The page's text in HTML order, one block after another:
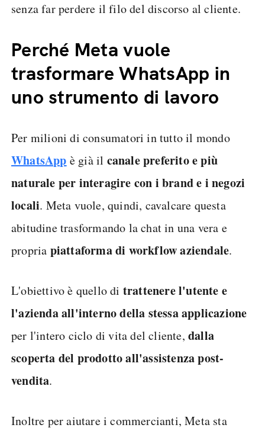
senza far perdere il filo del discorso al cliente.
Perché Meta vuole
trasformare WhatsApp in
uno strumento di lavoro
Per milioni di consumatori in tutto il mondo
WhatsApp è già il canale preferito e più
naturale per interagire con i brand e i negozi
locali. Meta vuole, quindi, cavalcare questa
abitudine trasformando la chat in una vera e
propria piattaforma di workflow aziendale.
L'obiettivo è quello di trattenere l'utente e
l'azienda all'interno della stessa applicazione
per l'intero ciclo di vita del cliente, dalla
scoperta del prodottoall'assistenza post-
vendita.
Inoltre per aiutare i commercianti, Meta sta